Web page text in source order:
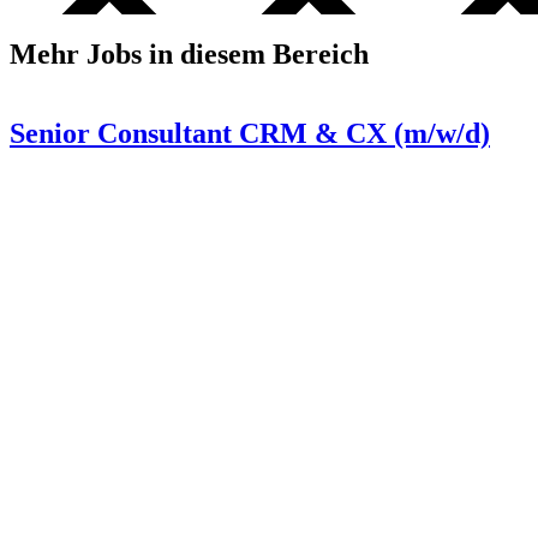
Mehr Jobs in diesem Bereich
Senior Consultant CRM & CX (m/w/d)